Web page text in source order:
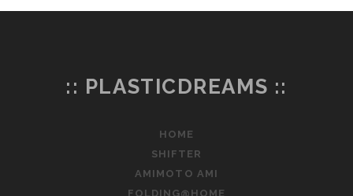
:: PLASTICDREAMS ::
HOME
SHIFTER
AMIMOTO AMI
FOLDING@HOME